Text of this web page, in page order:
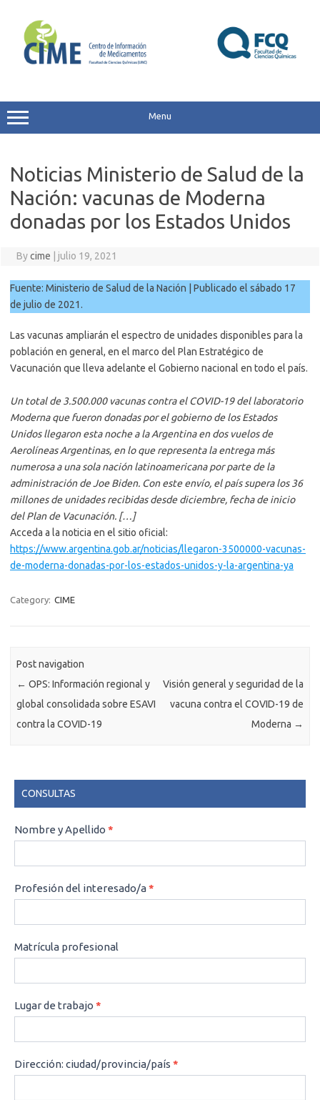
content
Menu
Noticias Ministerio de Salud de la
Nación: vacunas de Moderna
donadas por los Estados Unidos
Bycime julio 19, 2021
Fuente: Ministerio de Salud de la Nación | Publicado el sábado 17
de julio de 2021.
Las vacunas ampliarán el espectro de unidades disponibles para la
población en general, en el marco del Plan Estratégico de
Vacunación que lleva adelante el Gobierno nacional en todo el país.
Un total de 3.500.000 vacunas contra el COVID-19 del laboratorio
Moderna que fueron donadas por el gobierno de los Estados
Unidos llegaron esta noche a la Argentina en dos vuelos de
Aerolíneas Argentinas, en lo que representa la entrega más
numerosa a una sola nación latinoamericana por parte de la
administración de Joe Biden. Con este envío, el país supera los 36
millones de unidades recibidas desde diciembre, fecha de inicio
del Plan de Vacunación. […]
Acceda a la noticia en el sitio oficial:
https://www.argentina.gob.ar/noticias/llegaron-3500000-vacunas-
de-moderna-donadas-por-los-estados-unidos-y-la-argentina-ya
Category: CIME
Post navigation
← OPS: Información regional y
global consolidada sobre ESAVI
contra la COVID-19
Visión general y seguridad de la
vacuna contra el COVID-19 de
Moderna →
CONSULTAS
CONSULTAS
Nombre y Apellido *
Profesión del interesado/a*
Matrícula profesional
Lugar de trabajo *
Dirección: ciudad/provincia/país *